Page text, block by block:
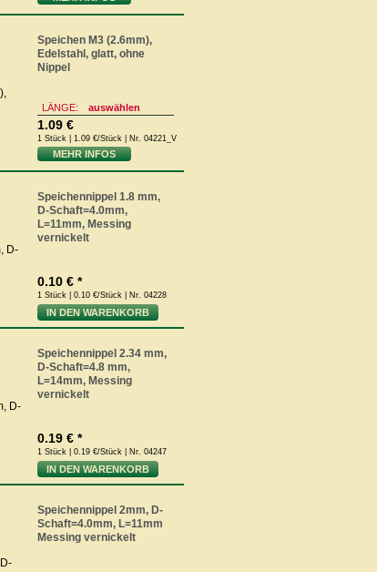
Speichen M3 (2.6mm),
Edelstahl, glatt, ohne
Nippel
LÄNGE: auswählen
1.09 €
1 Stück | 1.09 €/Stück | Nr. 04221_V
MEHR INFOS
Speichennippel 1.8 mm,
D-Schaft=4.0mm,
L=11mm, Messing
vernickelt
0.10 € *
1 Stück | 0.10 €/Stück | Nr. 04228
IN DEN WARENKORB
Speichennippel 2.34 mm,
D-Schaft=4.8 mm,
L=14mm, Messing
vernickelt
0.19 € *
1 Stück | 0.19 €/Stück | Nr. 04247
IN DEN WARENKORB
Speichennippel 2mm, D-
Schaft=4.0mm, L=11mm
Messing vernickelt